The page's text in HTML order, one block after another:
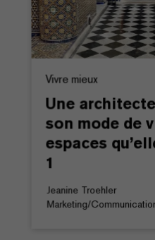
Vivre mieux
Une
son mode de
espaces
1
Jeanine Troehler
Marketing/